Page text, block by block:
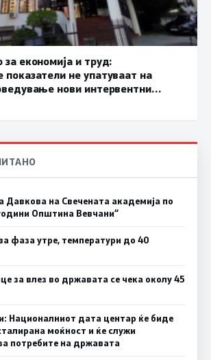
економија и труд:
не упатуваат на
нови интервентни
движења се стабилни
Давкова на Свечената академија по
Општина Вевчани“
фаза утре, температури до 40
за влез во државата се чека околу 45
Националниот дата центар ќе биде
моќност и ќе служи
потребите на државата